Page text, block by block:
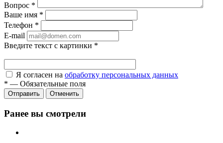
Вопрос *
Ваше имя *
Телефон *
E-mail
Введите текст с картинки *
Я согласен на обработку персональных данных
* — Обязательные поля
Отправить Отменить
Ранее вы смотрели